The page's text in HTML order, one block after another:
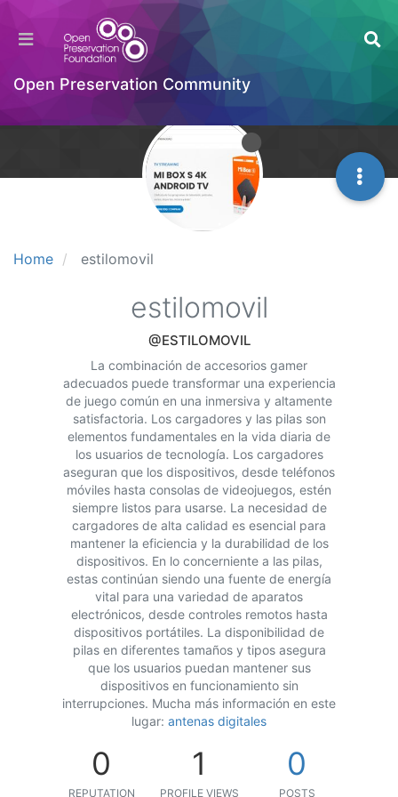
Open Preservation Community
Home estilomovil
estilomovil
@ESTILOMOVIL
La combinación de accesorios gamer
adecuados puede transformar una experiencia
de juego común en una inmersiva y altamente
satisfactoria. Los cargadores y las pilas son
elementos fundamentales en la vida diaria de
los usuarios de tecnología. Los cargadores
aseguran que los dispositivos, desde teléfonos
móviles hasta consolas de videojuegos, estén
siempre listos para usarse. La necesidad de
cargadores de alta calidad es esencial para
mantener la eficiencia y la durabilidad de los
dispositivos. En lo concerniente a las pilas,
estas continúan siendo una fuente de energía
vital para una variedad de aparatos
electrónicos, desde controles remotos hasta
dispositivos portátiles. La disponibilidad de
pilas en diferentes tamaños y tipos asegura
que los usuarios puedan mantener sus
dispositivos en funcionamiento sin
interrupciones. Mucha más información en este
lugar: antenas digitales
0
REPUTATION
1
PROFILE VIEWS
0
POSTS